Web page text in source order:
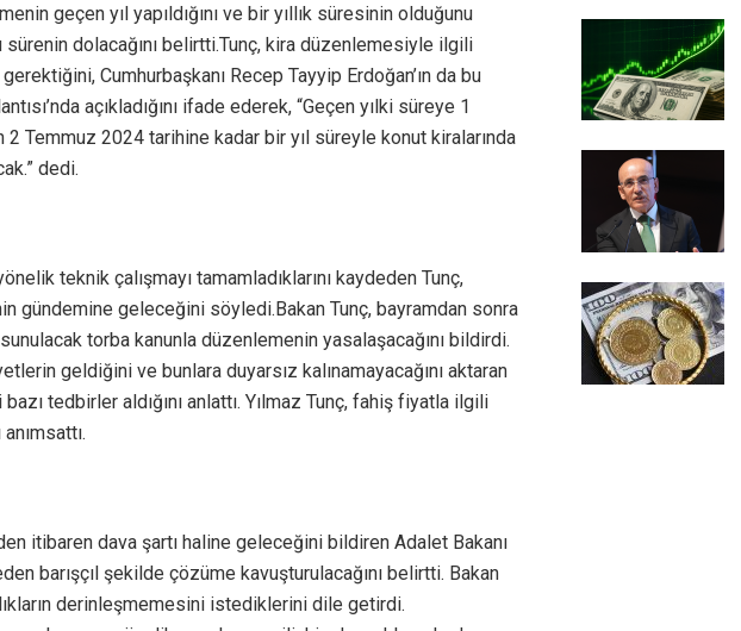
geçen yıl yapıldığını ve bir yıllık süresinin olduğunu
sürenin dolacağını belirtti.Tunç, kira düzenlemesiyle ilgili
Cumhurbaşkanı Recep Tayyip Erdoğan’ın da bu
açıkladığını ifade ederek, “Geçen yılki süreye 1
Temmuz 2024 tarihine kadar bir yıl süreyle konut kiralarında
dedi.
teknik çalışmayı tamamladıklarını kaydeden Tunç,
gündemine geleceğini söyledi.Bakan Tunç, bayramdan sonra
torba kanunla düzenlemenin yasalaşacağını bildirdi.
geldiğini ve bunlara duyarsız kalınamayacağını aktaran
tedbirler aldığını anlattı. Yılmaz Tunç, fahiş fiyatla ilgili
itibaren dava şartı haline geleceğini bildiren Adalet Bakanı
barışçıl şekilde çözüme kavuşturulacağını belirtti. Bakan
derinleşmemesini istediklerini dile getirdi.